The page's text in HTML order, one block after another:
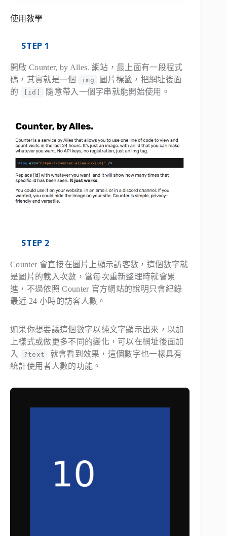
使用教學
STEP 1
開啟 Counter, by Alles. 網站，最上面有一段程式
碼，其實就是一個
img
圖片標籤，把網址後面
的
[id] 隨意帶入一個字串就能開始使用。
STEP 2
Counter 會直接在圖片上顯示訪客數，這個數字就
是圖片的載入次數，當每次重新整理時就會累
進，不過依照 Counter 官方網站的說明只會紀錄
最近 24 小時的訪客人數。
如果你想要讓這個數字以純文字顯示出來，以加
上樣式或做更多不同的變化，可以在網址後面加
入
?text
就會看到效果，這個數字也一樣具有
統計使用者人數的功能。